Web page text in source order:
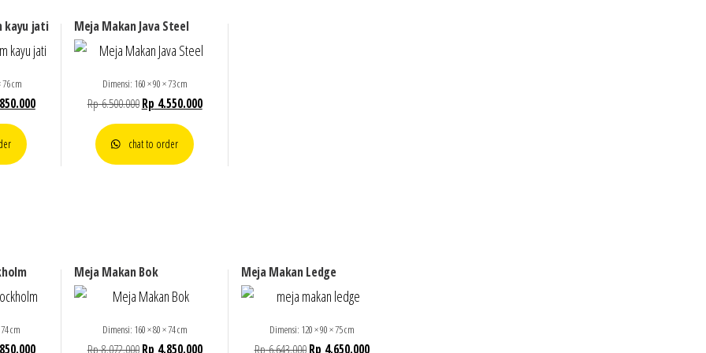
kayu jati
cm
Harga
Meja Makan Java Steel
Dimensi: 160 × 90 × 73 cm
Rp6.500.000 Harga
aslinya
adalah:
Rp 6.500.000.
Rp 4.550.000Harga
chat to order
cm
Harga
Meja Makan Bok
Dimensi: 160 × 80 × 74 cm
Rp8.072.000 Harga
Rp 4.850.000Harga
Meja Makan Ledge
Dimensi: 120 × 90 × 75 cm
Rp6.643.000 Harga
Rp 4.650.000Harga